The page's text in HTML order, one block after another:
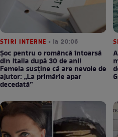
STIRI INTERNE • la 20:06
Șoc pentru o româncă întoarsă
din Italia după 30 de ani!
Femeia susține că are nevoie de
ajutor: „La primărie apar
decedată”